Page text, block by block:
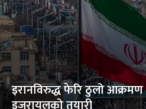
इरानविरुद्ध फेरि ठुलो आक्रमण